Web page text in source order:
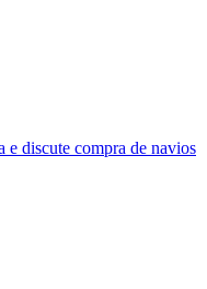
e discute compra de navios